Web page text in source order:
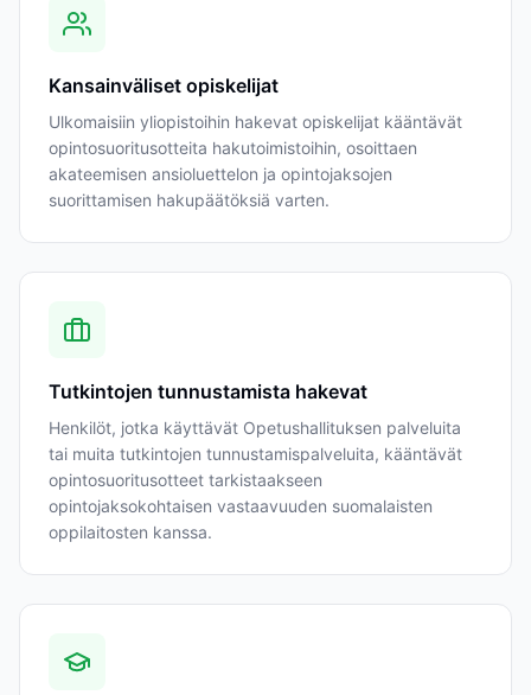
Kansainväliset opiskelijat
Ulkomaisiin yliopistoihin hakevat opiskelijat kääntävät
opintosuoritusotteita hakutoimistoihin, osoittaen
akateemisen ansioluettelon ja opintojaksojen
suorittamisen hakupäätöksiä varten.
Tutkintojen tunnustamista hakevat
Henkilöt, jotka käyttävät Opetushallituksen palveluita
tai muita tutkintojen tunnustamispalveluita, kääntävät
opintosuoritusotteet tarkistaakseen
opintojaksokohtaisen vastaavuuden suomalaisten
oppilaitosten kanssa.